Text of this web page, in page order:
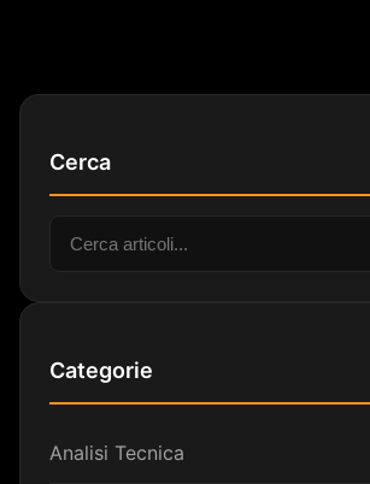
Cerca
Cerca:
Categorie
Analisi Tecnica